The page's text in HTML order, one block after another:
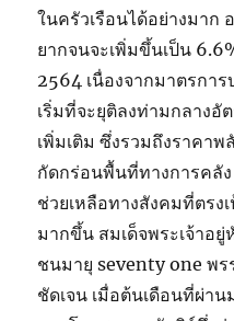
ในครัวเรือนได้อย่างมาก
ยากจนจะเพิ่มขึ้นเป็น
2564 เนื่องจากมาตรกา
เริ่มที่จะยุติลงท่ามกลางอั
เพิ่มเติม ซึ่งรวมถึงราคา
กัดกร่อนพื้นที่ทางการคลั
ช่วยเหลือทางสังคมที่ตร
มากขึ้น สมเด็จพระเจ้าอ
ชนมายุ seventy one พ
ชัดเจน เมื่อต้นเดือนที่ผ่าน